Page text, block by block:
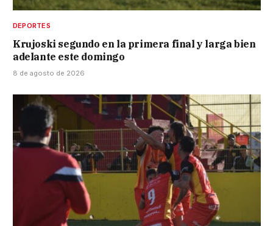
DEPORTES
Krujoski segundo en la primera final y larga bien
adelante este domingo
8 de agosto de 2026